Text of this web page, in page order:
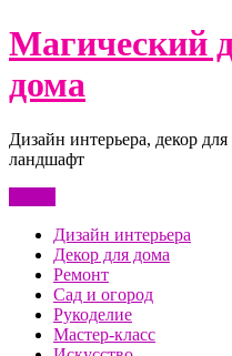
Перейти
к
Магический
дома
Дизайн интерьера, декор
ландшафт
Дизайн интерьера
Декор для дома
Ремонт
Сад и огород
Рукоделие
Мастер-класс